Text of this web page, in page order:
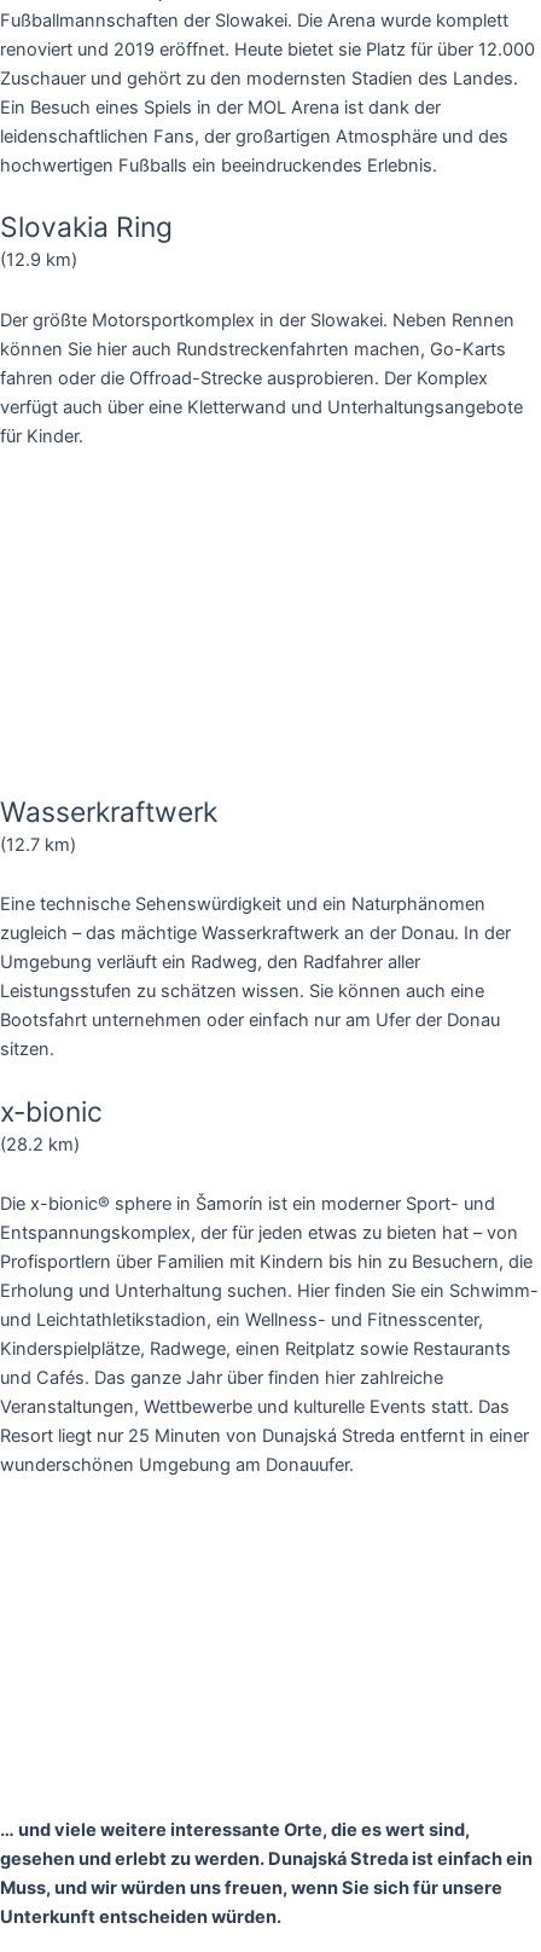
Fußballmannschaften der Slowakei. Die Arena wurde komplett
renoviert und 2019 eröffnet. Heute bietet sie Platz für über 12.000
Zuschauer und gehört zu den modernsten Stadien des Landes.
Ein Besuch eines Spiels in der MOL Arena ist dank der
leidenschaftlichen Fans, der großartigen Atmosphäre und des
hochwertigen Fußballs ein beeindruckendes Erlebnis.
Slovakia Ring
(12.9 km)
Der größte Motorsportkomplex in der Slowakei. Neben Rennen
können Sie hier auch Rundstreckenfahrten machen, Go-Karts
fahren oder die Offroad-Strecke ausprobieren. Der Komplex
verfügt auch über eine Kletterwand und Unterhaltungsangebote
für Kinder.
Wasserkraftwerk
(12.7 km)
Eine technische Sehenswürdigkeit und ein Naturphänomen
zugleich – das mächtige Wasserkraftwerk an der Donau. In der
Umgebung verläuft ein Radweg, den Radfahrer aller
Leistungsstufen zu schätzen wissen. Sie können auch eine
Bootsfahrt unternehmen oder einfach nur am Ufer der Donau
sitzen.
x-bionic
(28.2 km)
Die x-bionic® sphere in Šamorín ist ein moderner Sport- und
Entspannungskomplex, der für jeden etwas zu bieten hat – von
Profisportlern über Familien mit Kindern bis hin zu Besuchern, die
Erholung und Unterhaltung suchen. Hier finden Sie ein Schwimm-
und Leichtathletikstadion, ein Wellness- und Fitnesscenter,
Kinderspielplätze, Radwege, einen Reitplatz sowie Restaurants
und Cafés. Das ganze Jahr über finden hier zahlreiche
Veranstaltungen, Wettbewerbe und kulturelle Events statt. Das
Resort liegt nur 25 Minuten von Dunajská Streda entfernt in einer
wunderschönen Umgebung am Donauufer.
… und viele weitere interessante Orte, die es wert sind,
gesehen und erlebt zu werden. Dunajská Streda ist einfach ein
Muss, und wir würden uns freuen, wenn Sie sich für unsere
Unterkunft entscheiden würden.